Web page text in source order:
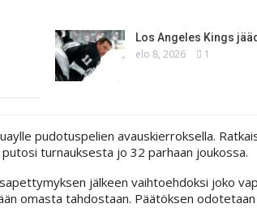
Los Angeles Kings
elo 8, 2026 1
pudotuspelien avauskierroksella.
turnauksesta jo 32 parhaan joukossa.
jälkeen vaihtoehdoksi joko
omasta tahdostaan. Päätöksen odotetaan